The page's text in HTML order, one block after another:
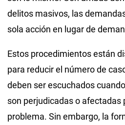
delitos masivos, las
sola acción en lugar de
Estos procedimientos están
para reducir el número de
deben ser escuchados
son perjudicadas o afectadas
problema. Sin embargo, la